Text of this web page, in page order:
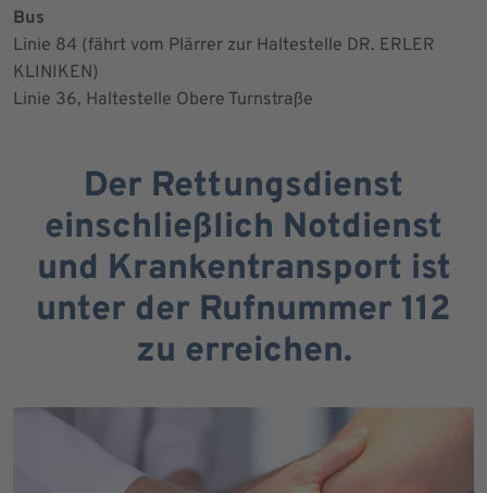
Bus
Linie 84 (fährt vom Plärrer zur Haltestelle DR. ERLER
KLINIKEN)
Linie 36, Haltestelle Obere Turnstraße
Der Rettungsdienst
einschließlich Notdienst
und Krankentransport ist
unter der Rufnummer 112
zu erreichen.